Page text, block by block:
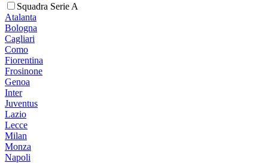
Squadra Serie A
Atalanta
Bologna
Cagliari
Como
Fiorentina
Frosinone
Genoa
Inter
Juventus
Lazio
Lecce
Milan
Monza
Napoli